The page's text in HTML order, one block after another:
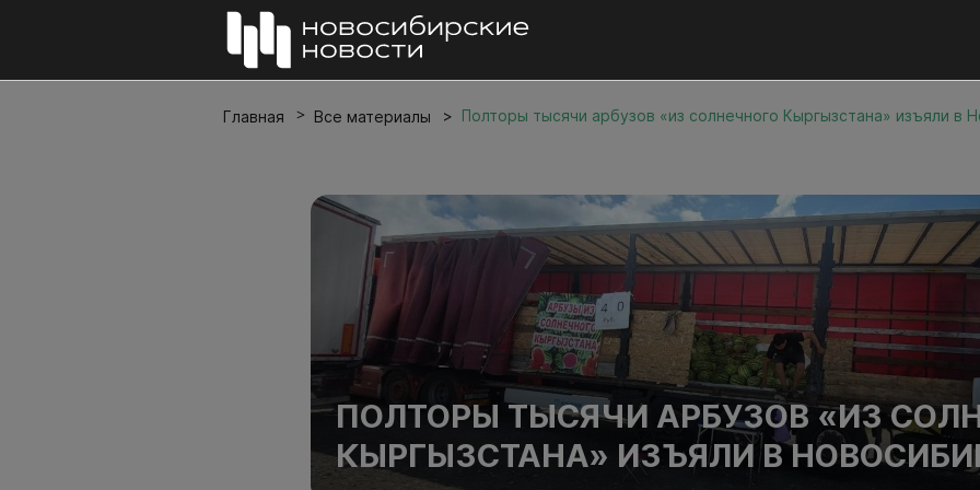
Главная Все материалы Полторы тысячи арбузов «из солнечного Кыргызстана» изъяли в
ПОЛТОРЫ ТЫСЯЧИ АРБУЗОВ «ИЗ
КЫРГЫЗСТАНА» ИЗЪЯЛИ В